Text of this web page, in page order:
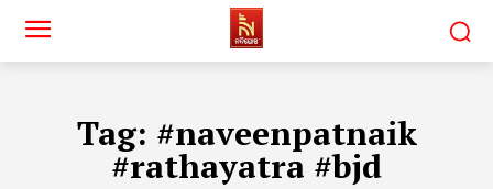
Tag: #naveenpatnaik
#rathayatra #bjd